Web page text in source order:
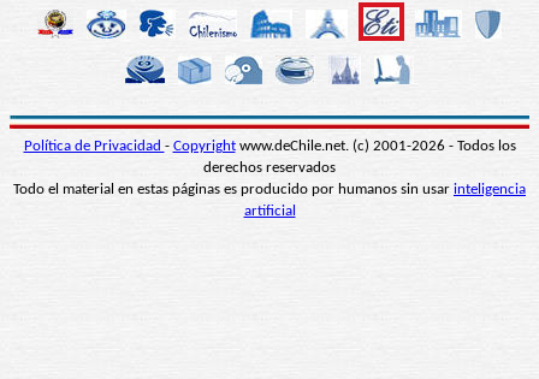
Política de Privacidad - Copyrightwww.deChile.net. (c) 2001-2026 - Todos los
derechos reservados
Todo el material en estas páginas es producido por humanos sin usar inteligencia
artificial